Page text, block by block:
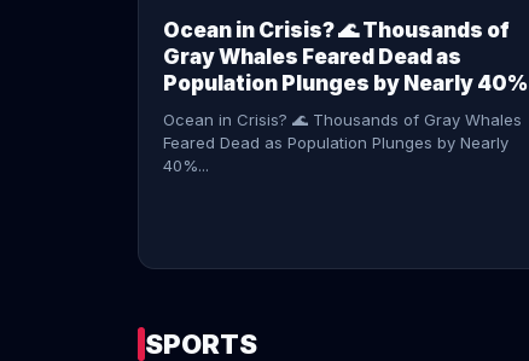
Ocean in Crisis? 🌊 Thousands of
Gray Whales Feared Dead as
Population Plunges by Nearly 40%
Ocean in Crisis? 🌊 Thousands of Gray Whales
Feared Dead as Population Plunges by Nearly
40%...
SPORTS